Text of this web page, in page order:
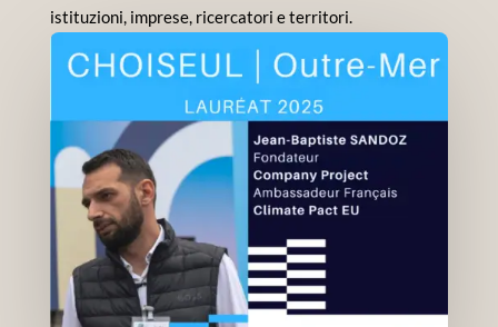
istituzioni, imprese, ricercatori e territori.